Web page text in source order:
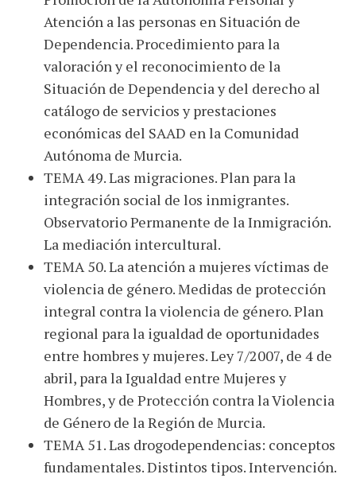
Atención a las personas en Situación de
Dependencia. Procedimiento para la
valoración y el reconocimiento de la
Situación de Dependencia y del derecho al
catálogo de servicios y prestaciones
económicas del SAAD en la Comunidad
Autónoma de Murcia.
TEMA 49. Las migraciones. Plan para la
integración social de los inmigrantes.
Observatorio Permanente de la Inmigración.
La mediación intercultural.
TEMA 50. La atención a mujeres víctimas de
violencia de género. Medidas de protección
integral contra la violencia de género. Plan
regional para la igualdad de oportunidades
entre hombres y mujeres. Ley 7/2007, de 4 de
abril, para la Igualdad entre Mujeres y
Hombres, y de Protección contra la Violencia
de Género de la Región de Murcia.
TEMA 51. Las drogodependencias: conceptos
fundamentales. Distintos tipos. Intervención.